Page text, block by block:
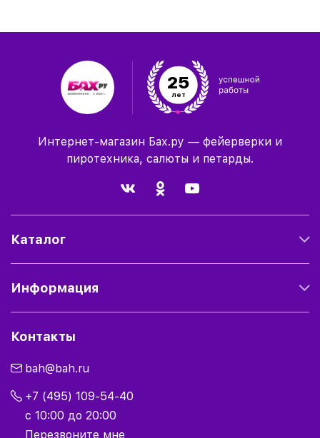
25
лет
Интернет-магазин Бах.ру — фейерверки и
пиротехника, салюты и петарды.
Каталог
Информация
Контакты
bah@bah.ru
+7 (495) 109-54-40
с 10:00 до 20:00
Перезвоните мне